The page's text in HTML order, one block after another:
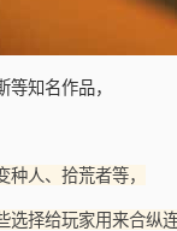
知名作品，
人、拾荒者等，
选择给玩家用来合纵